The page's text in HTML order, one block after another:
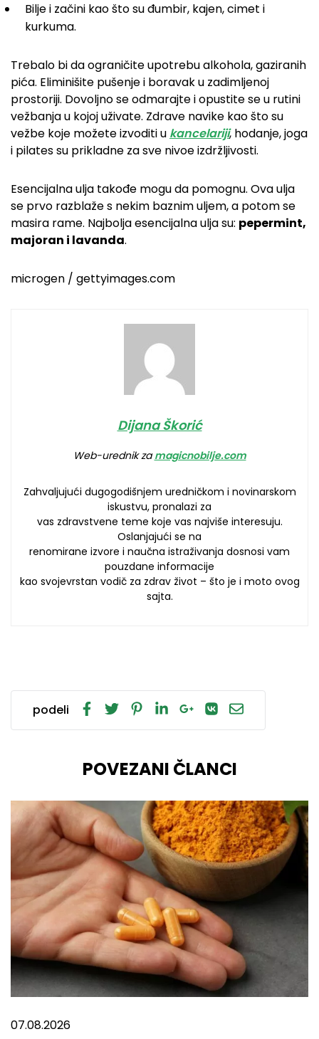
Bilje i začini kao što su đumbir, kajen, cimet i
kurkuma.
Trebalo bi da ograničite upotrebu alkohola, gaziranih
pića. Eliminišite pušenje i boravak u zadimljenoj
prostoriji. Dovoljno se odmarajte i opustite se u rutini
vežbanja u kojoj uživate. Zdrave navike kao što su
vežbe koje možete izvoditi u kancelariji, hodanje, joga
i pilates su prikladne za sve nivoe izdržljivosti.
Esencijalna ulja takođe mogu da pomognu. Ova ulja
se prvo razblaže s nekim baznim uljem, a potom se
masira rame. Najbolja esencijalna ulja su: pepermint,
majoran i lavanda.
microgen / gettyimages.com
Dijana Škorić
Web-urednik zamagicnobilje.com
Zahvaljujući dugogodišnjem uredničkom i novinarskom
iskustvu, pronalazi za
vas zdravstvene teme koje vas najviše interesuju.
Oslanjajući se na
renomirane izvore i naučna istraživanja dosnosi vam
pouzdane informacije
kao svojevrstan vodič za zdrav život – što je i moto ovog
sajta.
podeli
POVEZANI ČLANCI
07.08.2026